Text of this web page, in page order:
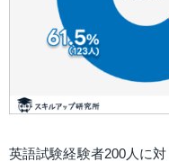
英語試験経験者200人に